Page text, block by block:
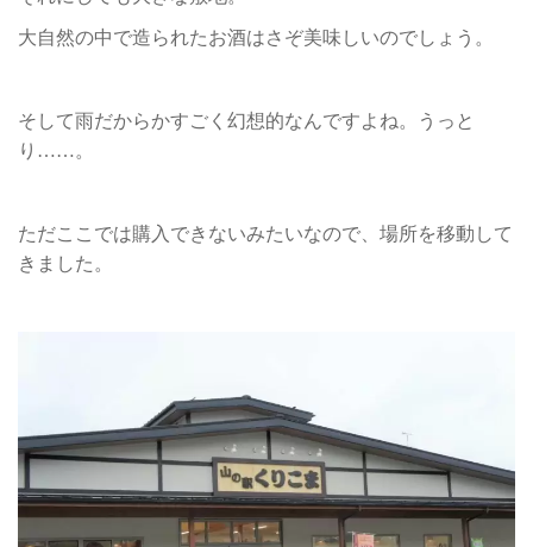
大自然の中で造られたお酒はさぞ美味しいのでしょう。
そして雨だからかすごく幻想的なんですよね。うっと
り……。
ただここでは購入できないみたいなので、場所を移動して
きました。